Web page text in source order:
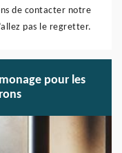
de contacter notre
pas le regretter.
pour les